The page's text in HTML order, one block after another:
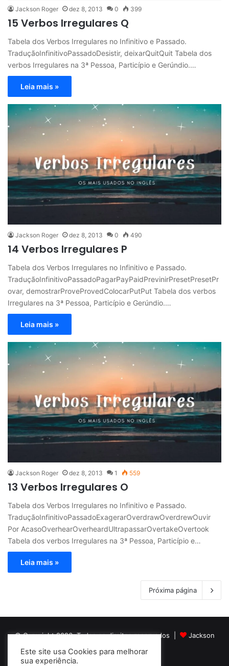
Jackson Roger dez 8, 2013 0 399
15 Verbos Irregulares Q
Tabela dos Verbos Irregulares no Infinitivo e Passado.
TraduçãoInfinitivoPassadoDesistir, deixarQuitQuit Tabela dos
verbos Irregulares na 3ª Pessoa, Particípio e Gerúndio.…
Leia mais »
Jackson Roger dez 8, 2013 0 490
14 Verbos Irregulares P
Tabela dos Verbos Irregulares no Infinitivo e Passado.
TraduçãoInfinitivoPassadoPagarPayPaidPrevinirPresetPresetPr
ovar, demostrarProveProvedColocarPutPut Tabela dos verbos
Irregulares na 3ª Pessoa, Particípio e Gerúndio.…
Leia mais »
Jackson Roger dez 8, 2013 1 559
13 Verbos Irregulares O
Tabela dos Verbos Irregulares no Infinitivo e Passado.
TraduçãoInfinitivoPassadoExagerarOverdrawOverdrewOuvir
Por AcasoOverhearOverheardUltrapassarOvertakeOvertook
Tabela dos verbos Irregulares na 3ª Pessoa, Particípio e…
Leia mais »
Próxima página
© Copyright 2026, Todos os direitos reservados |
Jackson
Roger Idiomas
Este site usa Cookies para melhorar
sua experiência.